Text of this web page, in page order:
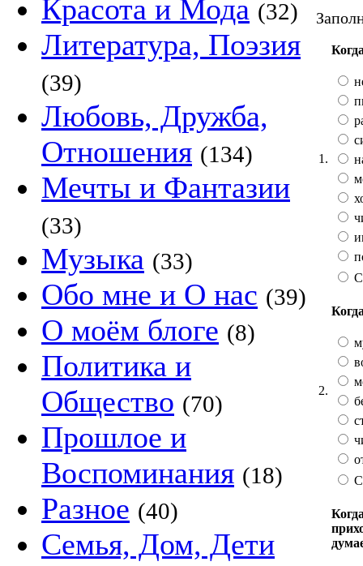
Красота и Мода (32)
Литература, Поэзия
(39)
Любовь, Дружба,
Отношения (134)
Мечты и Фантазии
(33)
Музыка (33)
Обо мне и О нас (39)
О моём блоге (8)
Политика и
Общество (70)
Прошлое и
Воспоминания (18)
Разное (40)
Семья, Дом, Дети
1.
2.